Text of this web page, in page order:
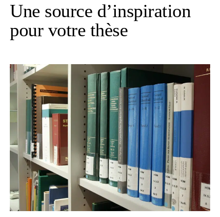
Une source d’inspiration
pour votre thèse